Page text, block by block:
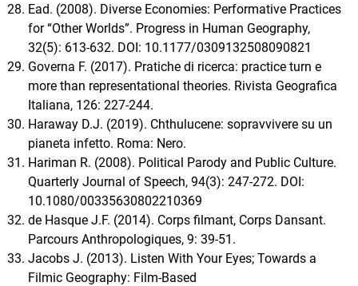
Ead. (2008). Diverse Economies: Performative Practices
for “Other Worlds”. Progress in Human Geography,
32(5): 613-632. DOI: 10.1177/0309132508090821
Governa F. (2017). Pratiche di ricerca: practice turn e
more than representational theories. Rivista Geografica
Italiana, 126: 227-244.
Haraway D.J. (2019). Chthulucene: sopravvivere su un
pianeta infetto. Roma: Nero.
Hariman R. (2008). Political Parody and Public Culture.
Quarterly Journal of Speech, 94(3): 247-272. DOI:
10.1080/00335630802210369
de Hasque J.F. (2014). Corps filmant, Corps Dansant.
Parcours Anthropologiques, 9: 39-51.
Jacobs J. (2013). Listen With Your Eyes; Towards a
Filmic Geography: Film-Based